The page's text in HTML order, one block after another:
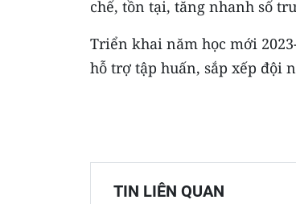
chế, tồn tại, tăng nhanh số
Triển khai năm học mới
hỗ trợ tập huấn, sắp xếp đội
TIN LIÊN QUAN